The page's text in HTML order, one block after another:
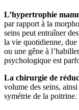
L’hypertrophie
par rapport à la
seins peut entraîner des
la vie quotidienne,
ou une gêne à
psychologique est
La chirurgie de
volume des seins,
symétrie de la poitrine.